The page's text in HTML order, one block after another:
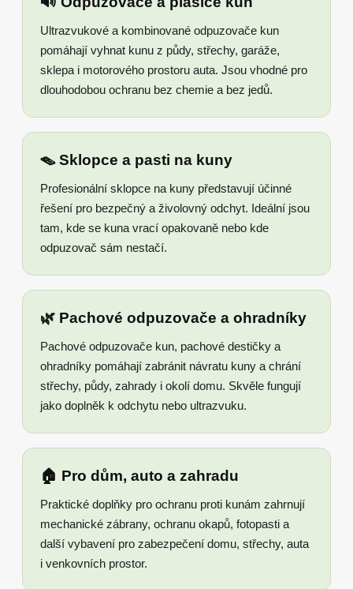
Ultrazvukové a kombinované odpuzovače kun
pomáhají vyhnat kunu z půdy, střechy, garáže,
sklepa i motorového prostoru auta. Jsou vhodné pro
dlouhodobou ochranu bez chemie a bez jedů.
🪤 Sklopce a pasti na kuny
Profesionální sklopce na kuny představují účinné
řešení pro bezpečný a živolovný odchyt. Ideální jsou
tam, kde se kuna vrací opakovaně nebo kde
odpuzovač sám nestačí.
🌿 Pachové odpuzovače a ohradníky
Pachové odpuzovače kun, pachové destičky a
ohradníky pomáhají zabránit návratu kuny a chrání
střechy, půdy, zahrady i okolí domu. Skvěle fungují
jako doplněk k odchytu nebo ultrazvuku.
🏠 Pro dům, auto a zahradu
Praktické doplňky pro ochranu proti kunám zahrnují
mechanické zábrany, ochranu okapů, fotopasti a
další vybavení pro zabezpečení domu, střechy, auta
i venkovních prostor.